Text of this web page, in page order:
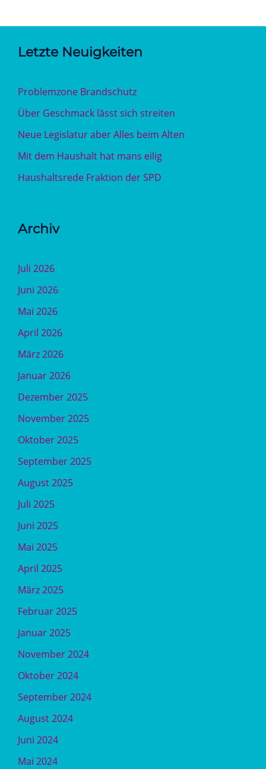
Letzte Neuigkeiten
Problemzone Brandschutz
Über Geschmack lässt sich streiten
Neue Legislatur aber Alles beim Alten
Mit dem Haushalt hat mans eilig
Haushaltsrede Fraktion der SPD
Archiv
Juli 2026
Juni 2026
Mai 2026
April 2026
März 2026
Januar 2026
Dezember 2025
November 2025
Oktober 2025
September 2025
August 2025
Juli 2025
Juni 2025
Mai 2025
April 2025
März 2025
Februar 2025
Januar 2025
November 2024
Oktober 2024
September 2024
August 2024
Juni 2024
Mai 2024